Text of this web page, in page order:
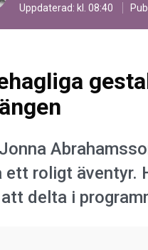
Uppdaterad: kl. 08:40
ett roligt äventyr.
delta i